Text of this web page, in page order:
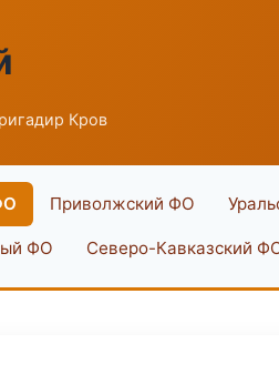
Кров
Приволжский ФО
ФО Северо-Кавказский